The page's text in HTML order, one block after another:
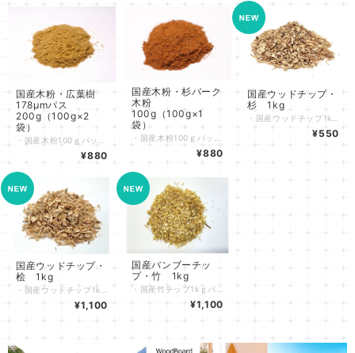
国産木粉・広葉樹
178μmパス
200g（100g×2
袋）
・国産木粉100ｇパックを２袋 合計200ｇのセットです。バークや不純物は含まれていない品質の高い木粉です。 ・自然由来の素材ですので、若干の色味の違いはご了承願います。 ・パテの材料、ＤＩＹ材料などとして多用途にご使用頂けます。 ・薪用の広葉樹複数樹種を原材料としております。 ・その他規格をご要望の方は個別にお問い合わせください。 ・多量に必要な方は別途ご相談ください。 ■規格説明 ・○○パスとは、目開き○○のスクリーンを通過した規格です。 概ね○○以下の粒径の木粉規格となります。 ・○○オンとは、目開き○○のスクリーンを通過しなかった規格です。 概ね○○以上の粒径の木粉規格となります。 ・○○～□□とは、○○オンかつ□□パスの規格です。 概ね○○～□□の範囲の粒径の木粉規格となります。
¥880
国産木粉・杉バーク
木粉
100g（100g×1
袋）
・国産木粉100ｇパックを1袋 合計100ｇです。 ・乾燥した杉バーク（樹皮）のみを加工した不純物は含まれていない品質の高い木粉です。 ・自然由来の素材ですので、若干の色味の違いはご了承願います。 ・パテの材料、ＤＩＹ材料などとして多用途にご使用頂けます。 ・その他規格をご要望の方は個別にお問い合わせください。 ■規格説明 ・○○パスとは、目開き○○のスクリーンを通過した規格です。 概ね○○以下の粒径の木粉規格となります。 ・○○オンとは、目開き○○のスクリーンを通過しなかった規格です。 概ね○○以上の粒径の木粉規格となります。 ・○○～□□とは、○○オンかつ□□パスの規格です。 概ね○○～□□の範囲の粒径の木粉規格となります。
¥880
国産ウッドチップ・
杉 1kg
¥550
国産ウッドチップ・
桧 1kg
¥1,100
国産バンブーチッ
プ・竹 1kg
・国産竹チップ1kｇパックを１袋 合計1kgです。不純物が含まれていない品質の高いチップです。 ・自然由来の素材ですので、若干の色味の違いはご了承願います。 ・注意事項：モニター発色の具合により、実物とは色合いが異なる場合がございます。 ・多量に必要な方は別途ご相談ください。
¥1,100